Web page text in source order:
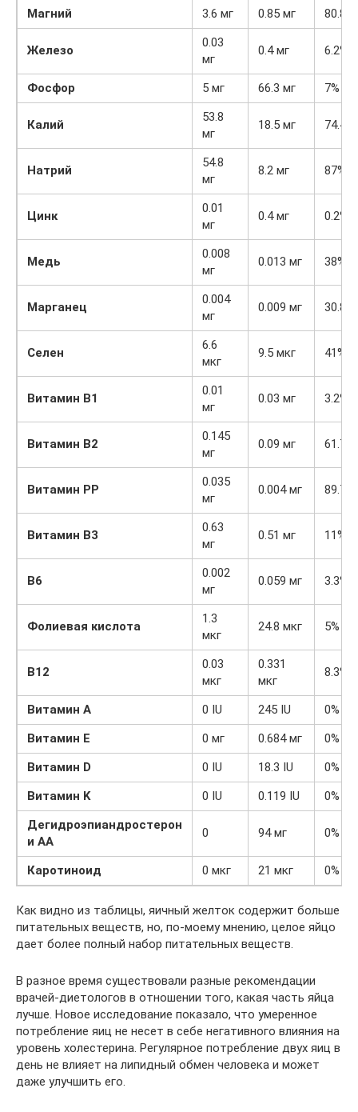
Магний
3.6 мг 0.85 мг 80.8%
Железо
0.03
мг
0.4 мг 6.2%
Фосфор 5 мг 66.3 мг 7%
Калий
53.8
мг
18.5 мг 74.4%
Натрий
54.8
мг
8.2 мг 87%
Цинк
0.01
мг
0.4 мг 0.2%
Медь
0.008
мг
0.013 мг 38%
Марганец
0.004
мг
0.009 мг 30.8%
Селен
6.6
мкг
9.5 мкг 41%
Витамин B1
0.01
мг
0.03 мг 3.2%
Витамин B2
0.145
мг
0.09 мг 61.7%
Витамин PP
0.035
мг
0.004 мг 89.7%
Витамин B3
0.63
мг
0.51 мг 11%
B6
0.002
мг
0.059 мг 3.3%
Фолиевая кислота
1.3
мкг
24.8 мкг 5%
B12
0.03
мкг
0.331
мкг
8.3%
Витамин A 0 IU 245 IU
0%
Витамин E
0 мг 0.684 мг
0%
Витамин D
0 IU 18.3 IU
0%
Витамин K
0 IU 0.119 IU
0%
Дегидроэпиандростерон
и AA
0 94 мг 0%
Каротиноид 0 мкг 21 мкг 0%
Как видно из таблицы, яичный желток содержит больше
питательных веществ, но, по-моему мнению, целое яйцо
дает более полный набор питательных веществ.
В разное время существовали разные рекомендации
врачей-диетологов в отношении того, какая часть яйца
лучше. Новое исследование показало, что умеренное
потребление яиц не несет в себе негативного влияния на
уровень холестерина. Регулярное потребление двух яиц в
день не влияет на липидный обмен человека и может
даже улучшить его.